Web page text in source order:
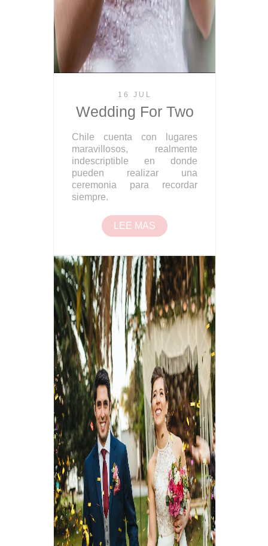
16 JUL
Wedding For Two
Chile cuenta con lugares
maravillosos, realmente
indescriptible en donde
pueden realizar una
ceremonia para recordar
siempre.
LEE MAS